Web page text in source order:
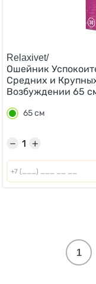
Relaxivet/
Ошейник
Средних и
Возбуждении 65
65 см
+
−
1